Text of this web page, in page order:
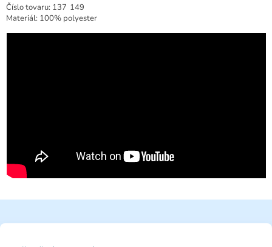
Číslo tovaru: 137 149
Materiál: 100% polyester